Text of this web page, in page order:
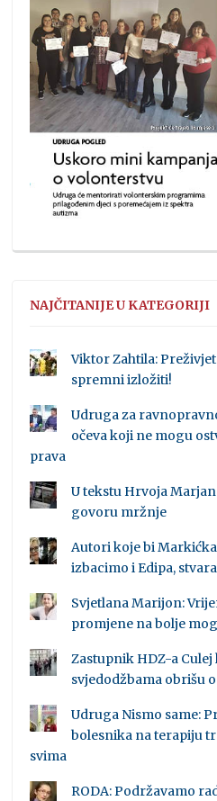
NAJČITANIJE U KATEGORIJI
Viktor Zahtila:
spremni izložiti!
Udruga za
očeva koji ne mogu
prava
U tekstu Hrvoja
govoru mržnje
Autori koje bi
izbacimo i Edipa,
Svjetlana Marijon:
promjene na bolje
Zastupnik HDZ-a Culej
svjedodžbama obrišu
Udruga Nismo same:
bolesnika na terapiju
svima
RODA: Podržavamo